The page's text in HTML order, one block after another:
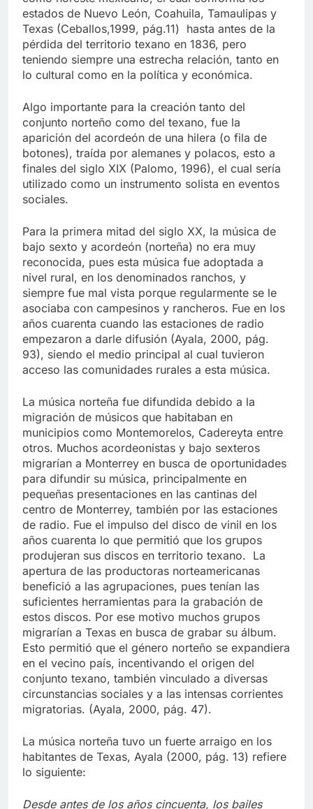
como noreste mexicano, el cual conforma los
estados de Nuevo León, Coahuila, Tamaulipas y
Texas (Ceballos,1999, pág.11) hasta antes de la
pérdida del territorio texano en 1836, pero
teniendo siempre una estrecha relación, tanto en
Algo importante para la creación tanto del
conjunto norteño como del texano, fue la
aparición del acordeón de una hilera (o fila de
botones), traída por alemanes y polacos, esto a
finales del siglo XIX (Palomo, 1996), el cual sería
utilizado como un instrumento solista en eventos
Para la primera mitad del siglo XX, la música de
bajo sexto y acordeón (norteña) no era muy
reconocida, pues esta música fue adoptada a
nivel rural, en los denominados ranchos, y
siempre fue mal vista porque regularmente se le
asociaba con campesinos y rancheros. Fue en los
años cuarenta cuando las estaciones de radio
empezaron a darle difusión (Ayala, 2000, pág.
93), siendo el medio principal al cual tuvieron
La música norteña fue difundida debido a la
migración de músicos que habitaban en
municipios como Montemorelos, Cadereyta entre
otros. Muchos acordeonistas y bajo sexteros
migrarían a Monterrey en busca de oportunidades
para difundir su música, principalmente en
pequeñas presentaciones en las cantinas del
centro de Monterrey, también por las estaciones
de radio. Fue el impulso del disco de vinil en los
años cuarenta lo que permitió que los grupos
produjeran sus discos en territorio texano. La
apertura de las productoras norteamericanas
benefició a las agrupaciones, pues tenían las
suficientes herramientas para la grabación de
estos discos. Por ese motivo muchos grupos
migrarían a Texas en busca de grabar su álbum.
Esto permitió que el género norteño se expandiera
en el vecino país, incentivando el origen del
conjunto texano, también vinculado a diversas
circunstancias sociales y a las intensas corrientes
La música norteña tuvo un fuerte arraigo en los
habitantes de Texas, Ayala (2000, pág. 13) refiere